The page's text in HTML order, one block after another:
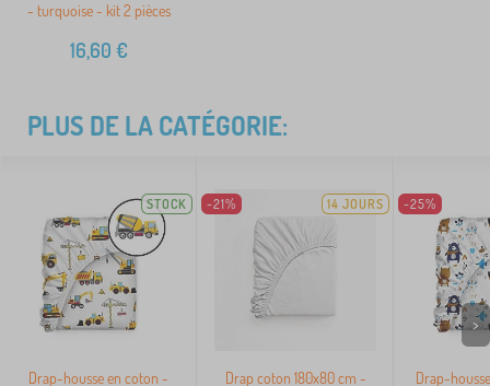
- turquoise - kit 2 pièces
16,60 €
PLUS DE LA CATÉGORIE:
STOCK
Drap-housse en coton -
-21% 14 JOURS
Drap coton 180x80 cm -
-25%
Drap-
>